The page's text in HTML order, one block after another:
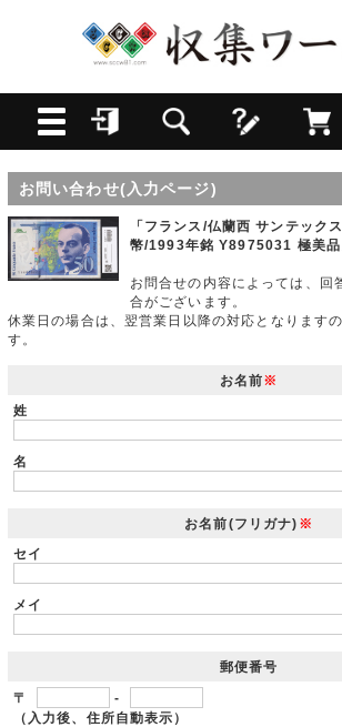
お問い合わせ(入力ページ)
「フランス/仏蘭西 サンテック
幣/1993年銘 Y8975031 極美品
お問合せの内容によっては、回
合がございます。
休業日の場合は、翌営業日以降の対応となります
す。
お名前※
姓
名
お名前(フリガナ) ※
セイ
メイ
郵便番号
〒
-
（入力後、住所自動表示）